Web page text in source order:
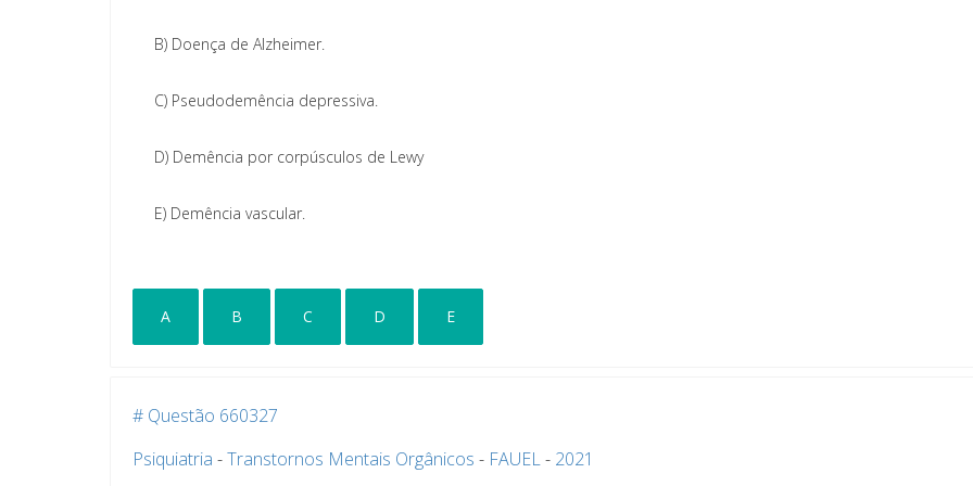
B) Doença de Alzheimer.
C) Pseudodemência depressiva.
D) Demência por corpúsculos de Lewy
E) Demência vascular.
A B C D E
# Questão 660327
Psiquiatria -Transtornos Mentais Orgânicos - FAUEL- 2021